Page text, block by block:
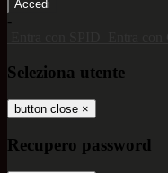
-
Seleziona utente
button close ×
Recupero password